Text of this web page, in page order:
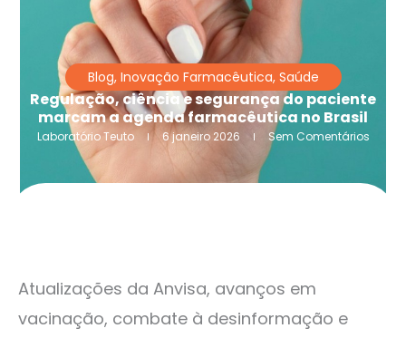
Blog, Inovação Farmacêutica, Saúde
Regulação, ciência e segurança do paciente
marcam a agenda farmacêutica no Brasil
Laboratório Teuto 6 janeiro 2026 Sem Comentários
Atualizações da Anvisa, avanços em
vacinação, combate à desinformação e